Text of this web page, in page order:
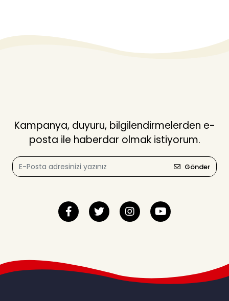
Kampanya, duyuru, bilgilendirmelerden e-
posta ile haberdar olmak istiyorum.
Gönder